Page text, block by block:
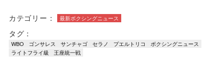
カテゴリー： 最新ボクシングニュース
タグ：
WBO ゴンサレス サンチャゴ セラノ プエルトリコ
ボクシングニュース
ライトフライ級
王座統一戦